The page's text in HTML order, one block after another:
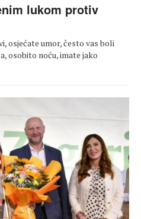
lukom protiv
osjećate umor, često vas boli
osobito noću, imate jako